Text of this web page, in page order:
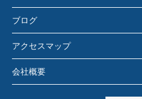
ブログ
アクセスマップ
会社概要